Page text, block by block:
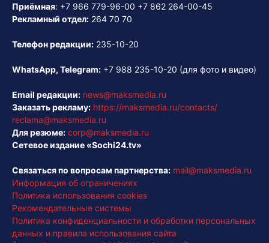
Приёмная: +7 966 779-96-00 +7 862 264-00-45
Рекламный отдел: 264 70 70
Телефон редакции: 235-10-20
WhatsApp, Telegram: +7 988 235-10-20 (для фото и видео)
Email редакции: news@maksmedia.ru
Заказать рекламу: https://maksmedia.ru/contacts/
reclama@maksmedia.ru
Для резюме: corp@maksmedia.ru
Сетевое издание «Sochi24.tv»
Связаться по вопросам партнерства: mail@maksmedia.ru
Информация об ограничениях
Политика использования cookies
Рекомендательные системы
Политика конфиденциальности и обработки персональных
данных и правила использования сайта